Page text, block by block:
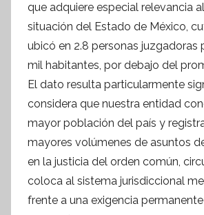
i
v
a
que adquiere especial relevancia
situación del Estado de México,
ubicó en 2.8 personas juzgadoras
mil habitantes, por debajo del
El dato resulta particularmente
considera que nuestra entidad
mayor población del país y
mayores volúmenes de asuntos
en la justicia del orden común,
coloca al sistema jurisdiccional
frente a una exigencia